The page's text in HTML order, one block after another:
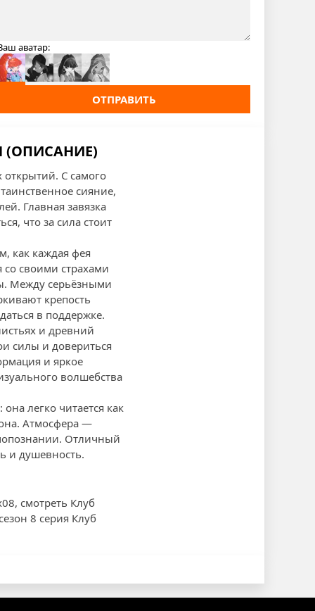
аватар:
ОТПРАВИТЬ
(ОПИСАНИЕ)
С самого
сияние,
Главная завязка
что за сила стоит
как каждая фея
со своими страхами
Между серьёзными
крепость
в поддержке.
и древний
силы и довериться
и яркое
волшебства
легко читается как
Атмосфера —
Отличный
и душевность.
смотреть Клуб
8 серия Клуб